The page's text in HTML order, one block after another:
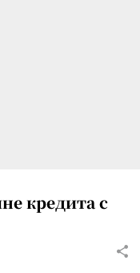
кредита с